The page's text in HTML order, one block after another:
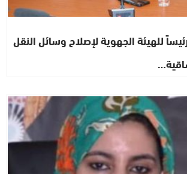
للهيئة الجهوية لإصلاح وسائل النقل